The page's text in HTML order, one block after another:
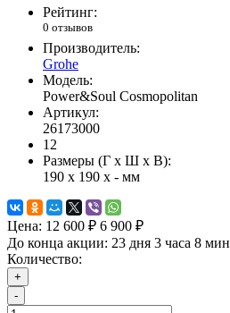
Рейтинг:
0 отзывов
Производитель:
Grohe
Модель:
Power&Soul Cosmopolitan
Артикул:
26173000
12
Размеры (Г x Ш x В):
190 x 190 x - мм
Цена: 12 600 ₽ 6 900 ₽
До конца акции: 23 дня 3 часа 8
Количество:
+
-